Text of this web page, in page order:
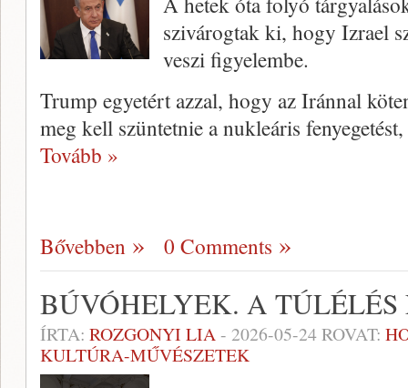
szivárogtak ki, hogy Izrael
veszi figyelembe.
Trump egyetért azzal, hogy az Iránnal
meg kell szüntetnie a nukleáris
Tovább »
Bővebben 0 Comments
BÚVÓHELYEK. A TÚLÉLÉS
ÍRTA: ROZGONYI LIA- 2026-05-24ROVAT:
KULTÚRA-MŰVÉSZETEK